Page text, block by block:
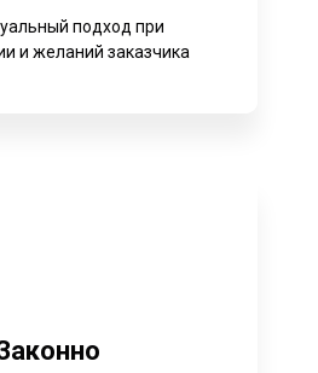
подход при
и желаний заказчика